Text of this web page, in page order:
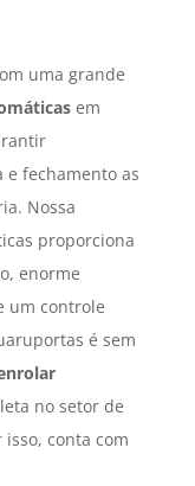
uma grande
em
fechamento as
Nossa
proporciona
enorme
um controle
é sem
no setor de
conta com